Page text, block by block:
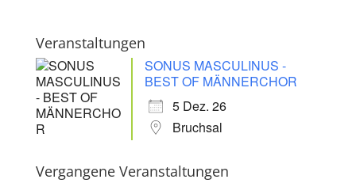
Veranstaltungen
SONUS MASCULINUS -
BEST OF MÄNNERCHOR
5 Dez. 26
Bruchsal
Vergangene Veranstaltungen